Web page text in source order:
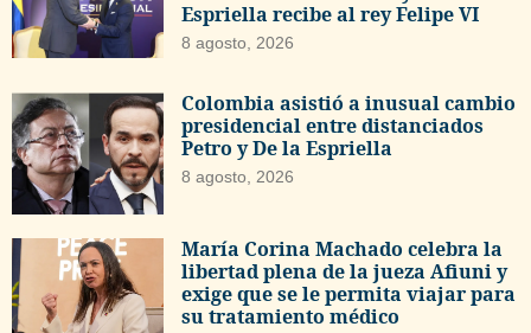
Espriella recibe al rey Felipe VI
8 agosto, 2026
Colombia asistió a inusual cambio
presidencial entre distanciados
Petro y De la Espriella
8 agosto, 2026
María Corina Machado celebra la
libertad plena de la jueza Afiuni y
exige que se le permita viajar para
su tratamiento médico